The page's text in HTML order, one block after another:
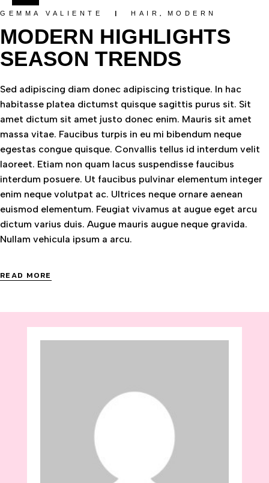
GEMMA VALIENTE HAIR MODERN
MODERN HIGHLIGHTS
SEASON TRENDS
Sed adipiscing diam donec adipiscing tristique. In hac
habitasse platea dictumst quisque sagittis purus sit. Sit
amet dictum sit amet justo donec enim. Mauris sit amet
massa vitae. Faucibus turpis in eu mi bibendum neque
egestas congue quisque. Convallis tellus id interdum velit
laoreet. Etiam non quam lacus suspendisse faucibus
interdum posuere. Ut faucibus pulvinar elementum integer
enim neque volutpat ac. Ultrices neque ornare aenean
euismod elementum. Feugiat vivamus at augue eget arcu
dictum varius duis. Augue mauris augue neque gravida.
Nullam vehicula ipsum a arcu.
READ MORE